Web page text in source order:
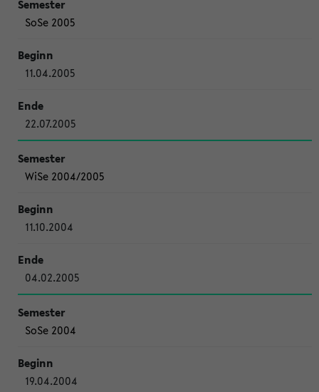
SoSe 2005
11.04.2005
22.07.2005
WiSe 2004/2005
11.10.2004
04.02.2005
SoSe 2004
19.04.2004